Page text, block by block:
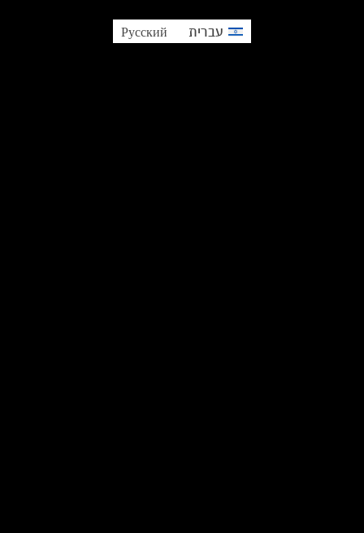
עברית Русский